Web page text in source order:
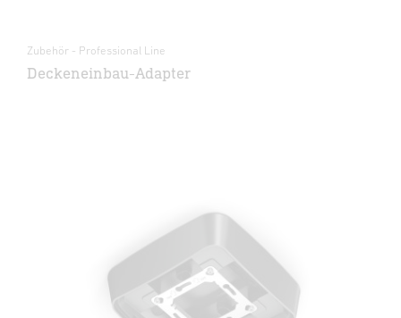
Zubehör - Professional Line
Deckeneinbau-Adapter